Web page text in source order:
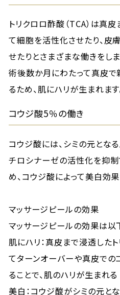
トリクロロ酢酸（TCA）は真
て細胞を活性化させたり、皮
せたりとさまざまな働きをし
術後数か月にわたって真皮
るため、肌にハリが生まれます
コウジ酸5％の働き
コウジ酸には、シミの元とな
チロシナーゼの活性化を抑制
め、コウジ酸によって美白効
マッサージピールの効果
マッサージピールの効果は以
肌にハリ：真皮まで浸透した
てターンオーバーや真皮で
ることで、肌のハリが生まれる
美白：コウジ酸がシミの元と